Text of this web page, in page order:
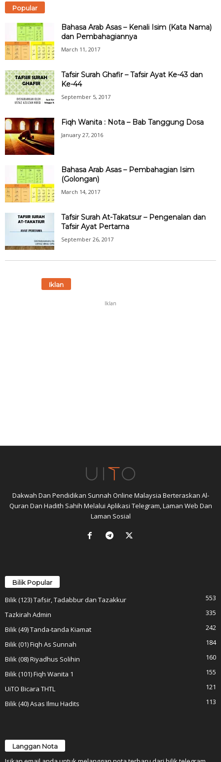
Popular
Bahasa Arab Asas – Kenali Isim (Kata Nama)
dan Pembahagiannya
March 11, 2017
Tafsir Surah Ghafir – Tafsir Ayat Ke-43 dan
Ke-44
September 5, 2017
Fiqh Wanita : Nota – Bab Tanggung Dosa
January 27, 2016
Bahasa Arab Asas – Pembahagian Isim
(Golongan)
March 14, 2017
Tafsir Surah At-Takatsur – Pengenalan dan
Tafsir Ayat Pertama
September 26, 2017
Iklan
Iklan
Dakwah Dan Pendidikan Sunnah Online Malaysia Berteraskan Al-
Quran Dan Hadith Sahih Melalui Aplikasi Telegram, Laman Web Dan
Laman Sosial
Bilik Popular
Bilik (123) Tafsir, Tadabbur dan Tazakkur
553
Tazkirah Admin
335
Bilik (49) Tanda-tanda Kiamat
242
Bilik (01) Fiqh As Sunnah
184
Bilik (08) Riyadhus Solihin
160
Bilik (101) Fiqh Wanita 1
155
UiTO Bicara THTL
121
Bilik (40) Asas Ilmu Hadits
113
Langgan Nota